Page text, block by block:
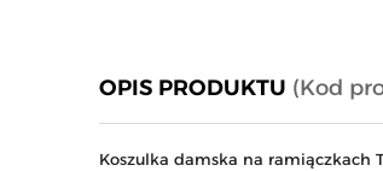
OPIS PRODUKTU (Kod
Koszulka damska na ramiączkach